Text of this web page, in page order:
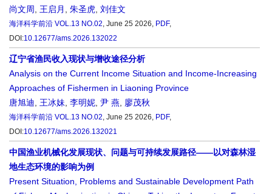
尚文周
王启月 朱圣虎 刘佳文
海洋科学前沿 VOL.13 NO.02, June 25 2026, PDF,
DOI:10.12677/ams.2026.132022
辽宁省渔民收入现状与增收途径分析
Analysis on the Current Income Situation and Income-Increasing
Approaches of Fishermen in Liaoning Province
唐旭迪
王冰妹 李明妮 尹 燕 廖茂秋
海洋科学前沿 VOL.13 NO.02, June 25 2026, PDF,
DOI:10.12677/ams.2026.132021
中国渔业机械化发展现状、问题与可持续发展路径——以对森林湿
地生态环境的影响为例
Present Situation, Problems and Sustainable Development Path